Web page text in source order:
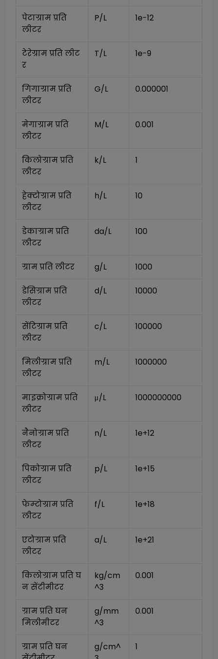
पेटाग्राम प्रति
लीटर
P/L 1e-12
टेरेग्राम प्रति लीट
र
T/L 1e-9
गिगाग्राम प्रति
लीटर
G/L 0.000001
मेगाग्राम प्रति
लीटर
M/L 0.001
किलोग्राम प्रति
लीटर
k/L 1
हेक्टोग्राम प्रति
लीटर
h/L 10
डेकाग्राम प्रति
लीटर
da/L 100
ग्राम प्रति लीटर g/L 1000
डेसिग्राम प्रति
लीटर
d/L 10000
सेंटिग्राम प्रति
लीटर
c/L 100000
मिलीग्राम प्रति
लीटर
m/L 1000000
माइक्रोग्राम प्रति
लीटर
μ/L 1000000000
नैनोग्राम प्रति
लीटर
n/L 1e+12
पिकोग्राम प्रति
लीटर
p/L 1e+15
फेम्टोग्राम प्रति
लीटर
f/L 1e+18
एटोग्राम प्रति
लीटर
a/L 1e+21
किलोग्राम प्रति घ
न सेंटीमीटर
kg/cm
^3
0.001
ग्राम प्रति घन
मिलीमीटर
g/mm
^3
0.001
ग्राम प्रति घन
g/cm^
1